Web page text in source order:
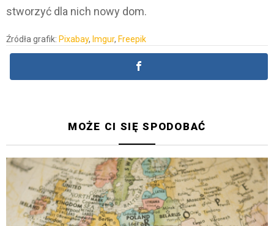
stworzyć dla nich nowy dom.
Źródła grafik: Pixabay, Imgur, Freepik
MOŻE CI SIĘ SPODOBAĆ